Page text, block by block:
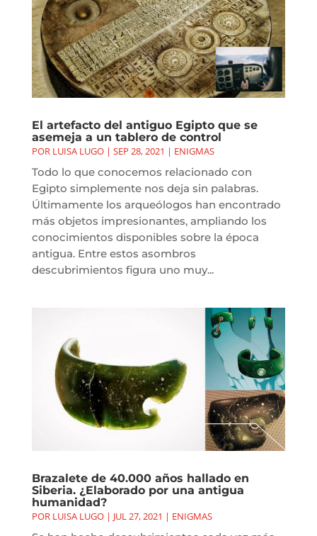
El artefacto del antiguo Egipto que se
asemeja a un tablero de control
POR LUISA LUGO| SEP 28, 2021 | ENIGMAS
Todo lo que conocemos relacionado con
Egipto simplemente nos deja sin palabras.
Últimamente los arqueólogos han encontrado
más objetos impresionantes, ampliando los
conocimientos disponibles sobre la época
antigua. Entre estos asombros
descubrimientos figura uno muy...
Brazalete de 40.000 años hallado en
Siberia. ¿Elaborado por una antigua
humanidad?
POR LUISA LUGO| JUL 27, 2021 | ENIGMAS